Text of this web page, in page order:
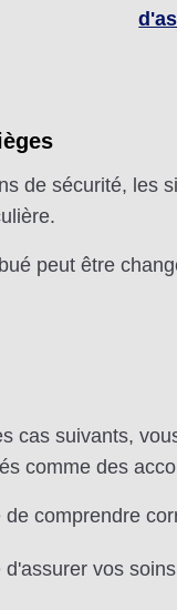
de sécurité, les
peut être
cas suivants,
comme des
comprendre
vos